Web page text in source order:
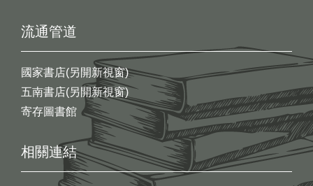
流通管道
國家書店(另開新視窗)
五南書店(另開新視窗)
寄存圖書館
相關連結